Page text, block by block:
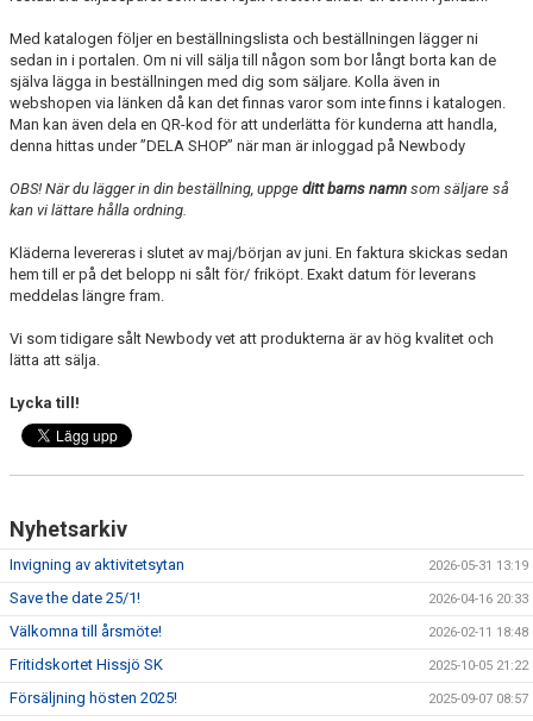
Med katalogen följer en beställningslista och bestä llningen lägger ni
sedan in i portalen. Om ni vill sälja till någon som bor långt borta kan de
själva lägga in beställningen med dig som säljare. Kolla även in
webshopen via länken då kan det finnas varor som inte finns i katalogen.
Man kan även dela en QR-kod för att underlätta för kunderna att handla,
denna hittas under ”DELA SHOP” när man är inloggad på Newbody
OBS! När du lägger in din beställning, uppge ditt barns namn som säljare så
kan vi lättare hålla ordning.
Kläderna levereras i slutet av maj/början av juni. En faktura skickas sedan
hem till er på det belopp ni sålt för/ friköpt. Exakt datum för leverans
meddelas längre fram.
Vi som tidigare sålt Newbody vet att produkterna är av hög kvalitet och
lätta att sälja.
Lycka till!
Nyhetsarkiv
Invigning av aktivitetsytan 2026-05-31 13:19
Save the date 25/1! 2026-04-16 20:33
Välkomna till årsmöte! 2026-02-11 18:48
Fritidskortet Hissjö SK 2025-10-05 21:22
Försäljning hösten 2025! 2025-09-07 08:57